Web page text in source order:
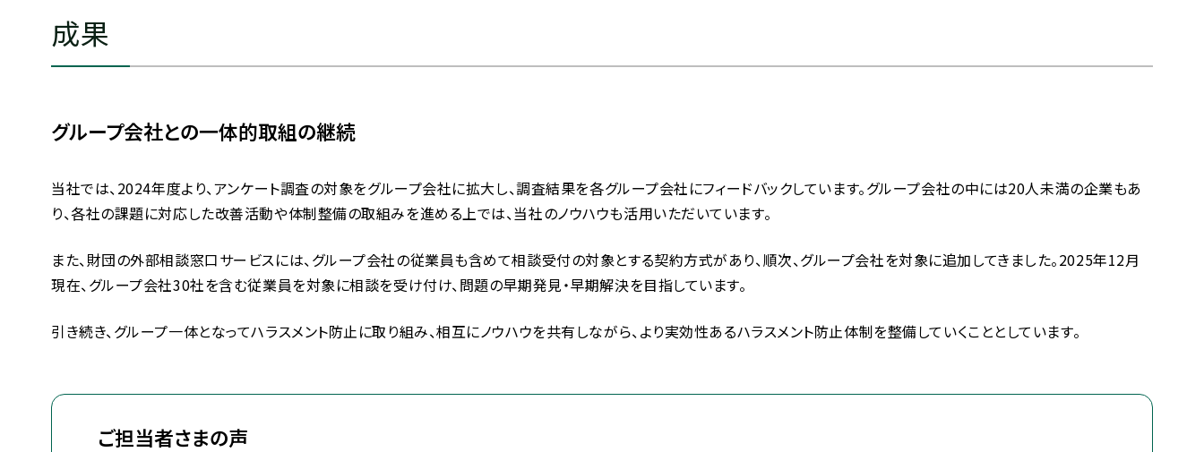
成果
グループ会社との一体的取組の継続
当社では、2024年度より、アンケート調査の対象をグループ会社に拡大し、調査結果を各グループ会社にフィードバックしています。グループ会社の中には20人未満の企業もあ
り、各社の課題に対応した改善活動や体制整備の取組みを進める上では、当社のノウハウも活用いただいています。
また、財団の外部相談窓口サービスには、グループ会社の従業員も含めて相談受付の対象とする契約方式があり、順次、グループ会社を対象に追加してきました。2025年12月
現在、グループ会社30社を含む従業員を対象に相談を受け付け、問題の早期発見・早期解決を目指しています。
引き続き、グループ一体となってハラスメント防止に取り組み、相互にノウハウを共有しながら、より実効性あるハラスメント防止体制を整備していくこととしています。
ご担当者さまの声